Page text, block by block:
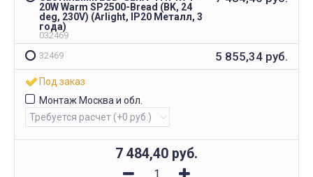
20W Warm SP2500-Bread (BK, 24
deg, 230V) (Arlight, IP20 Металл, 3
года)
032469
32469 5 855,34 руб.
Под заказ
Монтаж Москва и обл.
7 484,40 руб.